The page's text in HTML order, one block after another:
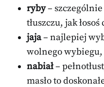
ryby–
tłuszczu, jak
jaja– najlepiej
wolnego wybiegu,
nabiał–
masło to